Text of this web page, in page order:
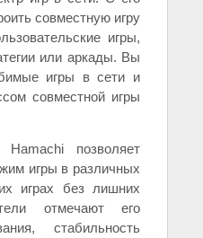
совместную игру
игры,
или аркады. Вы
игры в сети и
совместной игры
позволяет
игры в различных
играх без лишних
отмечают его
стабильность